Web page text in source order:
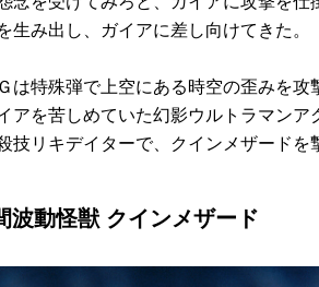
生み出し、ガイアに差し向けてきた。
は特殊弾で上空にある時空の歪みを
アを苦しめていた幻影ウルトラマン
技リキデイターで、クインメザードを
波動怪獣 クインメザード